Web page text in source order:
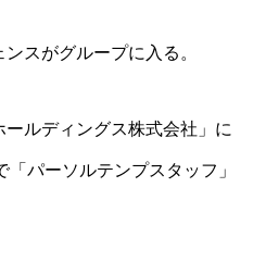
スがグループに入る。
ルディングス株式会社」に
パーソルテンプスタッフ」